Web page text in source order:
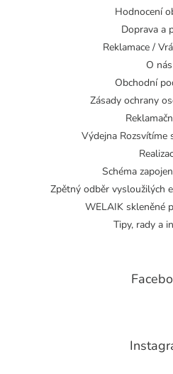
Hodnocení
Doprava a
Reklamace /
O nás
Obchodní
Zásady ochrany
Výdejna Rozsvítíme
Schéma
Zpětný odběr vysloužilých
WELAIK skleněné
Tipy, rady a